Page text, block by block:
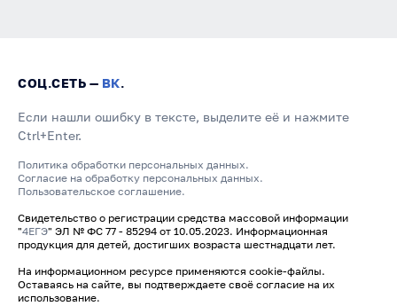
СОЦ.СЕТЬ — ВК.
Если нашли ошибку в тексте, выделите её и нажмите
Ctrl+Enter.
Политика обработки персональных данных.
Согласие на обработку персональных данных.
Пользовательское соглашение.
Свидетельство о регистрации средства массовой информации
"4ЕГЭ" ЭЛ № ФС 77 - 85294 от 10.05.2023. Информационная
продукция для детей, достигших возраста шестнадцати лет.
На информационном ресурсе применяются cookie-файлы.
Оставаясь на сайте, вы подтверждаете своё согласие на их
использование.